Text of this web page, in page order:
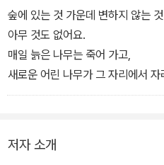
그의 그림들은 화려하거나 눈에 확
한 선들을 따라가다보면 숲 곳곳에
매를 주어먹고 있는 다람쥐에 이르
있다. 그래서 숲이 정말 간단하고
리고 소중하게 생각하는 마음이 들
대해 이야기해놓았다.
숲에 있는 것 가운데 변하지 않는
아무 것도 없어요.
매일 늙은 나무는 죽어 가고,
새로운 어린 나무가 그 자리에서
저자 소개